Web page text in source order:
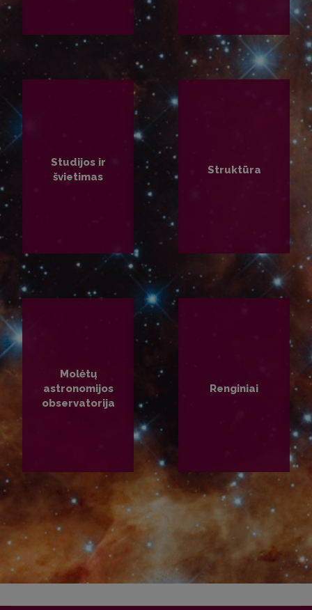
Studijos ir
švietimas
Struktūra
Molėtų
astronomijos
observatorija
Renginiai